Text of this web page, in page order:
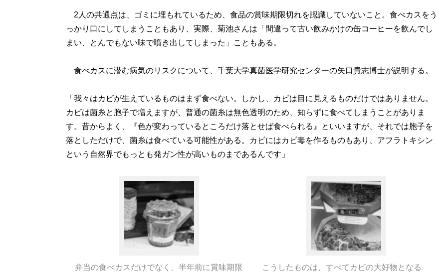
2人の共通点は、ゴミに埋もれているため、食品の賞味期限切れを認識していないこと。食べカスをう
っかり口にしてしまうこともあり、実際、菊池さんは「間違って古い飲みかけの缶コーヒーを飲んでし
まい、とんでもない味で噴き出してしまった」こともある。
食べカスに潜む病気のリスクについて、千葉大学真菌医学研究センターの矢口貴志博士が説明する。
「我々はカビが生えているものはまず食べない。しかし、カビは目に見えるものだけではありません。
カビは菌糸と胞子で増えますが、普通の菌糸は無色透明のため、知らずに食べてしまうことがありま
す。昔からよく、『色が変わっているところだけ落とせば食べられる』といいますが、それでは胞子を
落としただけで、菌糸は食べている可能性がある。カビにはカビ毒を作るものもあり、アフラトキシン
という自然界でもっとも発ガン性が高いものまであるんです」
弁当の食べカスだけでなく、半年前に賞味期限
こうしたものは、すべてカビの大好物となる